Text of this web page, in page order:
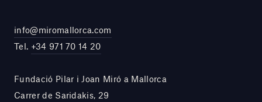
info@miromallorca.com
Tel. +34 971 70 14 20
Fundació Pilar i Joan Miró a Mallorca
Carrer de Saridakis, 29